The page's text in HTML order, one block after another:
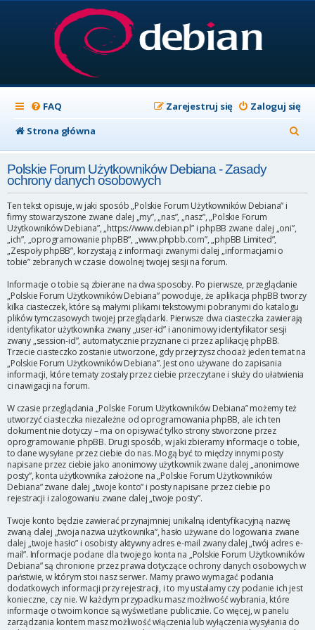
FAQ Zaloguj się
Zarejestruj się
Strona główna
z
k
Polskie Forum Użytkowników Debiana - Zasady
ochrony danych osobowych
Ten tekst opisuje, w jaki sposób „Polskie Forum Użytkowników Debiana” i
firmy stowarzyszone zwane dalej „my”, „nas”, „nasz”, „Polskie Forum
Użytkowników Debiana”, „https://www.debian.pl” i phpBB zwane dalej „oni”,
„ich”, „oprogramowanie phpBB”, „www.phpbb.com”, „phpBB Limited”,
„Zespoły phpBB”, korzystają z informacji zwanymi dalej „informacjami o
tobie” zebranych w czasie dowolnej twojej sesji na forum.
Informacje o tobie są zbierane na dwa sposoby. Po pierwsze, przeglądanie
„Polskie Forum Użytkowników Debiana” powoduje, że aplikacja phpBB tworzy
kilka ciasteczek, które są małymi plikami tekstowymi pobranymi do katalogu
plików tymczasowych twojej przeglądarki. Pierwsze dwa ciasteczka zawierają
identyfikator użytkownika zwany „user-id” i anonimowy identyfikator sesji
zwany „session-id”, automatycznie przyznane ci przez aplikację phpBB.
Trzecie ciasteczko zostanie utworzone, gdy przejrzysz chociaż jeden temat na
„Polskie Forum Użytkowników Debiana”. Jest ono używane do zapisania
informacji, które tematy zostały przez ciebie przeczytane i służy do ułatwienia
ci nawigacji na forum.
W czasie przeglądania „Polskie Forum Użytkowników Debiana” możemy też
utworzyć ciasteczka niezależne od oprogramowania phpBB, ale ich ten
dokument nie dotyczy – ma on opisywać tylko strony stworzone przez
oprogramowanie phpBB. Drugi sposób, w jaki zbieramy informacje o tobie,
to dane wysyłane przez ciebie do nas. Mogą być to między innymi posty
napisane przez ciebie jako anonimowy użytkownik zwane dalej „anonimowe
posty”, konta użytkownika założone na „Polskie Forum Użytkowników
Debiana” zwane dalej „twoje konto” i posty napisane przez ciebie po
rejestracji i zalogowaniu zwane dalej „twoje posty”.
Twoje konto będzie zawierać przynajmniej unikalną identyfikacyjną nazwę
zwaną dalej „twoja nazwa użytkownika”, hasło używane do logowania zwane
dalej „twoje hasło” i osobisty aktywny adres e-mail zwany dalej „twój adres e-
mail”. Informacje podane dla twojego konta na „Polskie Forum Użytkowników
Debiana” są chronione przez prawa dotyczące ochrony danych osobowych w
państwie, w którym stoi nasz serwer. Mamy prawo wymagać podania
dodatkowych informacji przy rejestracji, i to my ustalamy czy podanie ich jest
konieczne, czy nie. W każdym przypadku masz możliwość wybrania, które
informacje o twoim koncie są wyświetlane publicznie. Co więcej, w panelu
zarządzania kontem masz możliwość włączenia lub wyłączenia wysyłania do